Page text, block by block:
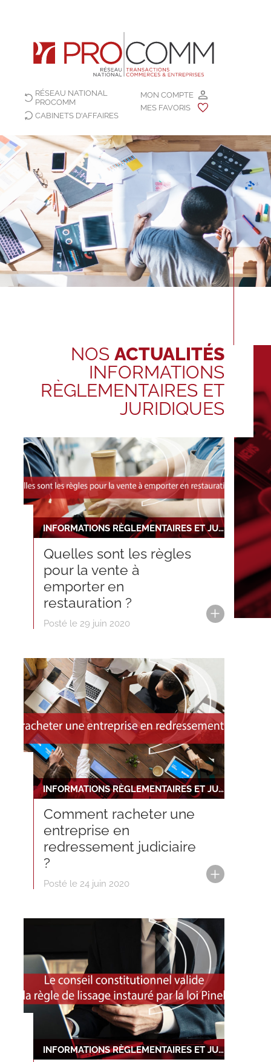
MON COMPTE
MES FAVORIS
RÉSEAU NATIONAL
PROCOMM
CABINETS D'AFFAIRES
NOS ACTUALITÉS
INFORMATIONS
RÈGLEMENTAIRES ET
JURIDIQUES
INFORMATIONS RÈGLEMENTAIRES ET JURIDIQUES
Quelles sont les règles
pour la vente à
emporter en
restauration ?
Posté le 29 juin 2020
INFORMATIONS RÈGLEMENTAIRES ET JURIDIQUES
Comment racheter une
entreprise en
redressement judiciaire
?
Posté le 24 juin 2020
INFORMATIONS RÈGLEMENTAIRES ET JURIDIQUES